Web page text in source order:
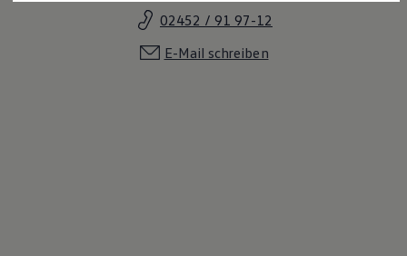
Entertainment und Elektronik
Individualisieren
Wallbox und Ladekabel
Digitale Extras
02452 / 91 97-12
E-Mail schreiben